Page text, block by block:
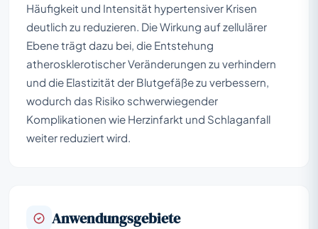
Häufigkeit und Intensität hypertensiver Krisen
deutlich zu reduzieren. Die Wirkung auf zellulärer
Ebene trägt dazu bei, die Entstehung
atherosklerotischer Veränderungen zu verhindern
und die Elastizität der Blutgefäße zu verbessern,
wodurch das Risiko schwerwiegender
Komplikationen wie Herzinfarkt und Schlaganfall
weiter reduziert wird.
Anwendungsgebiete